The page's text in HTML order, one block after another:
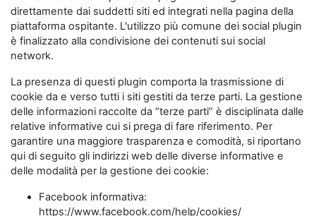
direttamente dai suddetti siti ed integrati nella pagina della
piattaforma ospitante. L'utilizzo più comune dei social plugin
è finalizzato alla condivisione dei contenuti sui social
network.
La presenza di questi plugin comporta la trasmissione di
cookie da e verso tutti i siti gestiti da terze parti. La gestione
delle informazioni raccolte da “terze parti” è disciplinata dalle
relative informative cui si prega di fare riferimento. Per
garantire una maggiore trasparenza e comodità, si riportano
qui di seguito gli indirizzi web delle diverse informative e
delle modalità per la gestione dei cookie:
Facebook informativa:
https://www.facebook.com/help/cookies/